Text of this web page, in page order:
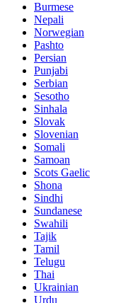
Burmese
Nepali
Norwegian
Pashto
Persian
Punjabi
Serbian
Sesotho
Sinhala
Slovak
Slovenian
Somali
Samoan
Scots Gaelic
Shona
Sindhi
Sundanese
Swahili
Tajik
Tamil
Telugu
Thai
Ukrainian
Urdu